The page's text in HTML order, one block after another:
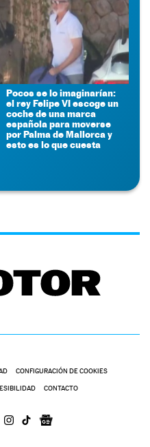
Pocos se lo imaginarían:
el rey Felipe VI escoge un
coche de una marca
española para moverse
por Palma de Mallorca y
esto es lo que cuesta
CONFIGURACIÓN DE COOKIES
CONTACTO